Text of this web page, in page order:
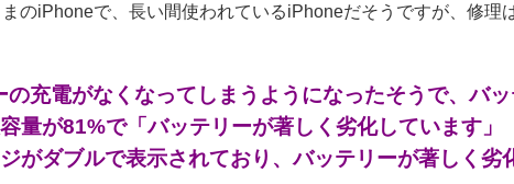
のiPhoneで、長い間使われているiPhoneだそうですが、修理
充電がなくなってしまうようになったそうで、バ
量が81%で「バッテリーが著しく劣化しています
がダブルで表示されており、バッテリーが著しく劣